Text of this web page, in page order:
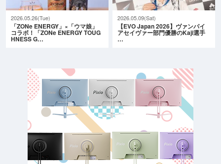
2026.05.26(Tue)
「ZONe ENERGY」×「ウマ娘」
コラボ！「ZONe ENERGY TOUG
HNESS G…
2026.05.09(Sat)
【EVO Japan 2026】ヴァンパイ
アセイヴァー部門優勝のKaji選手
…